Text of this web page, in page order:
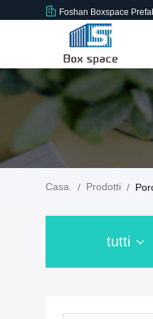
Foshan Boxspace
Casa. / Prodotti /
tutti